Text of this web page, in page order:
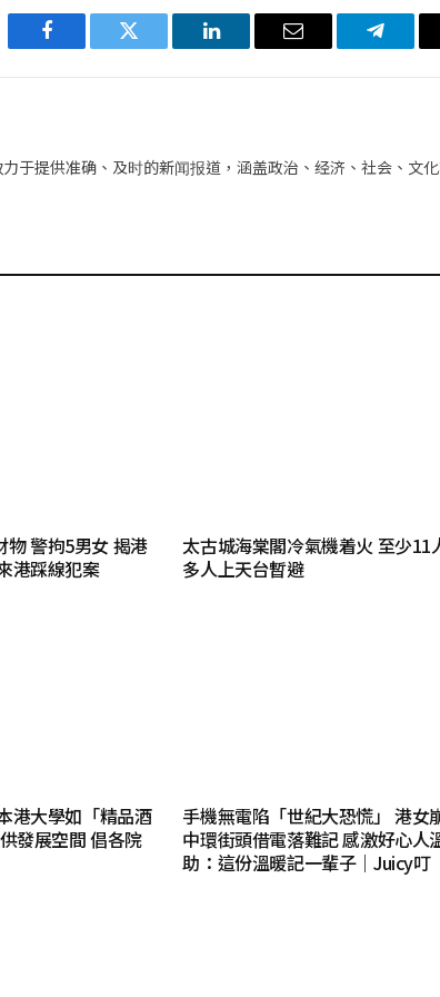
Facebook Twitter LinkedIn 电
于提供准确、及时的新闻报道，涵盖政治、经济、社会、文
物 警拘5男女 揭港
港踩線犯案
太古城海棠閣冷氣機着火 至少11
多人上天台暫避
港大學如「精品酒
發展空間 倡各院
手機無電陷「世紀大恐慌」 港女
中環街頭借電落難記 感激好心人
助：這份溫暖記一輩子｜Juicy叮